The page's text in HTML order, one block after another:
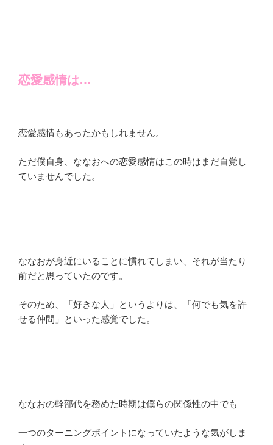
恋愛感情は…
恋愛感情もあったかもしれません。
ただ僕自身、ななおへの恋愛感情はこの時はまだ自覚し
ていませんでした。
ななおが身近にいることに慣れてしまい、それが当たり
前だと思っていたのです。
そのため、「好きな人」というよりは、「何でも気を許
せる仲間」といった感覚でした。
ななおの幹部代を務めた時期は僕らの関係性の中でも
一つのターニングポイントになっていたような気がしま